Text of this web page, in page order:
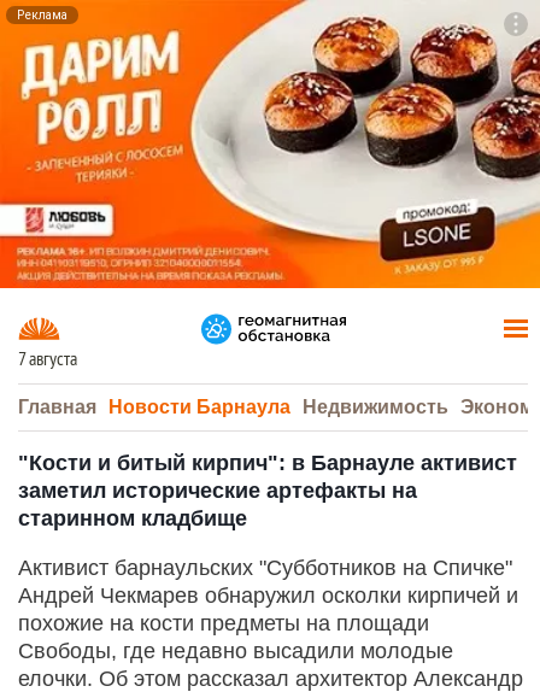
Реклама
7 августа
Главная Новости Барнаула Недвижимость
"Кости и битый кирпич": в Барнауле активист
заметил исторические артефакты на
старинном кладбище
Активист барнаульских "Субботников на Спичке"
Андрей Чекмарев обнаружил осколки кирпичей и
похожие на кости предметы на площади
Свободы, где недавно высадили молодые
елочки. Об этом рассказал архитектор Александр